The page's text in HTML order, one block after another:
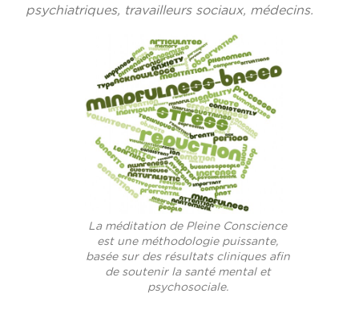
psychiatriques, travailleurs sociaux, médecins.
La méditation de Pleine Conscience
est une méthodologie puissante,
basée sur des résultats cliniques afin
de soutenir la santé mental et
psychosociale.